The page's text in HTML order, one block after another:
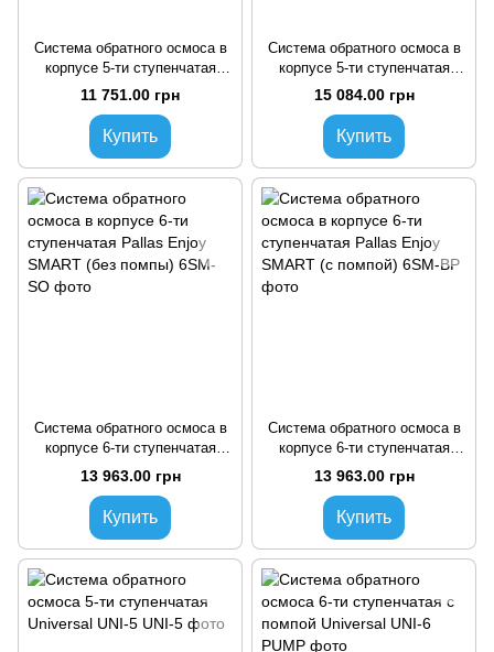
Система обратного осмоса в
корпусе 5-ти ступенчатая
Pallas Enjoy COOL (с помпой)
11 751.00 грн
Купить
Система обратного осмоса в
корпусе 5-ти ступенчатая
Pallas Enjoy SMART (с
помпой)+ Digital Panel
15 084.00 грн
Купить
Система обратного осмоса в
корпусе 6-ти ступенчатая
Pallas Enjoy SMART (без
13 963.00 грн
Купить
Система обратного осмоса в
корпусе 6-ти ступенчатая
Pallas Enjoy SMART (с
13 963.00 грн
Купить